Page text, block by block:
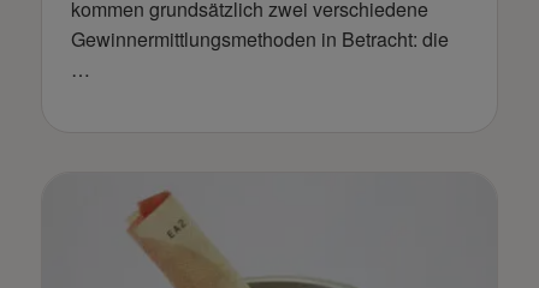
kommen grundsätzlich zwei verschiedene
Gewinnermittlungsmethoden in Betracht: die
…